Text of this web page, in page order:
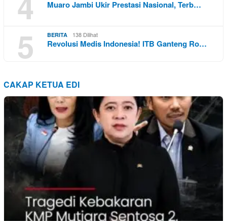
Muaro Jambi Ukir Prestasi Nasional, Terb…
5 BERITA 138 Dilihat
Revolusi Medis Indonesia! ITB Ganteng Ro…
CAKAP KETUA EDI